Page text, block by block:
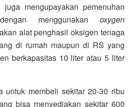
mengupayakan pemenuhan
menggunakan oxygen
alat penghasil oksigen tenaga
di rumah maupun di RS yang
berkapasitas 10 liter atau 5 liter
untuk membeli sekitar 20-30 ribu
bisa menyediakan sekitar 600